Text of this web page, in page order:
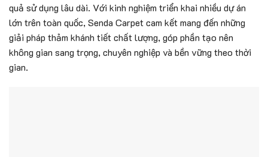
quả sử dụng lâu dài. Với kinh nghiệm triển khai nhiều dự án
lớn trên toàn quốc, Senda Carpet cam kết mang đến những
giải pháp thảm khánh tiết chất lượng, góp phần tạo nên
không gian sang trọng, chuyên nghiệp và bền vững theo thời
gian.